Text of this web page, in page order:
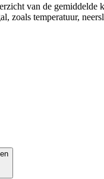
van de gemiddelde
zoals temperatuur,